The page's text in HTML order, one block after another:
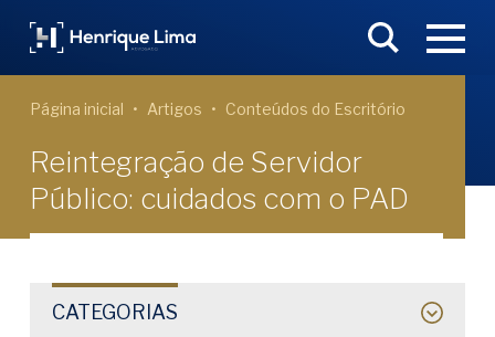
Página inicial Artigos Conteúdos do Escritório
Reintegração de Servidor
Público: cuidados com o PAD
CATEGORIAS